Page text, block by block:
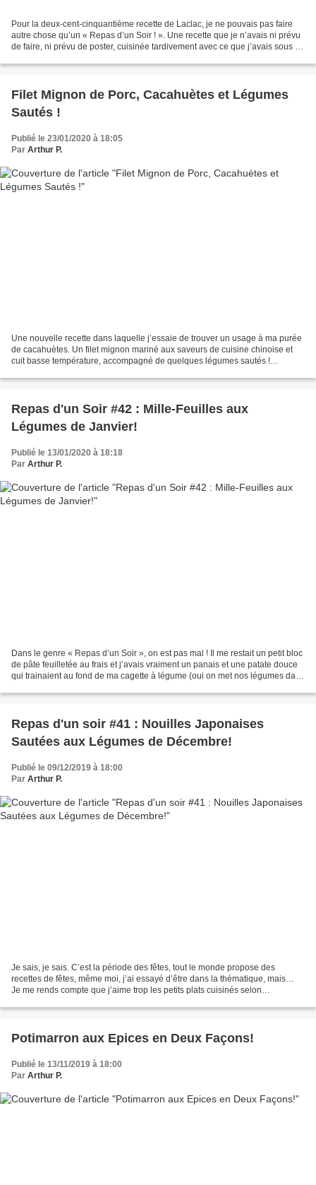
Pour la deux-cent-cinquantième recette de Laclac, je ne pouvais pas faire
autre chose qu’un « Repas d’un Soir ! ». Une recette que je n’avais ni prévu
de faire, ni prévu de poster, cuisinée tardivement avec ce que j’avais sous la
Filet Mignon de Porc, Cacahuètes et Légumes
Sautés !
Publié le 23/01/2020 à 18:05
Par Arthur P.
Une nouvelle recette dans laquelle j’essaie de trouver un usage à ma purée
de cacahuètes. Un filet mignon mariné aux saveurs de cuisine chinoise et
cuit basse température, accompagné de quelques légumes sautés !
Repas d'un Soir #42 : Mille-Feuilles aux
Légumes de Janvier!
Publié le 13/01/2020 à 18:18
Par Arthur P.
Dans le genre « Repas d’un Soir », on est pas mal ! Il me restait un petit bloc
de pâte feuilletée au frais et j’avais vraiment un panais et une patate douce
qui trainaient au fond de ma cagette à légume (oui on met nos légumes dans
Repas d'un soir #41 : Nouilles Japonaises
Sautées aux Légumes de Décembre!
Publié le 09/12/2019 à 18:00
Par Arthur P.
Je sais, je sais. C’est la période des fêtes, tout le monde propose des
recettes de fêtes, même moi, j’ai essayé d’être dans la thématique, mais…
Je me rends compte que j’aime trop les petits plats cuisinés selon
Potimarron aux Epices en Deux Façons!
Publié le 13/11/2019 à 18:00
Par Arthur P.